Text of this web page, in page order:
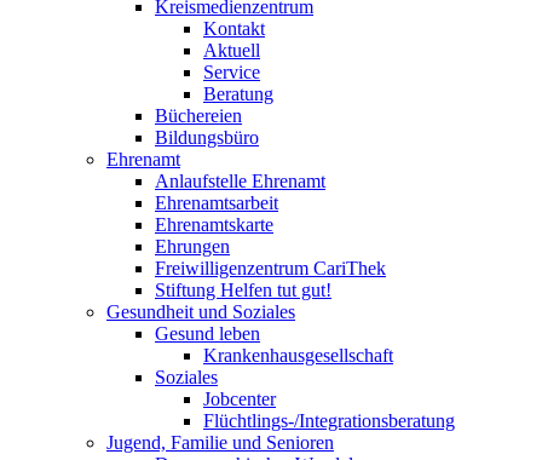
Kreismedienzentrum
Kontakt
Aktuell
Service
Beratung
Büchereien
Bildungsbüro
Ehrenamt
Anlaufstelle Ehrenamt
Ehrenamtsarbeit
Ehrenamtskarte
Ehrungen
Freiwilligenzentrum CariThek
Stiftung Helfen tut gut!
Gesundheit und Soziales
Gesund leben
Krankenhausgesellschaft
Soziales
Jobcenter
Flüchtlings-/Integrationsberatung
Jugend, Familie und Senioren